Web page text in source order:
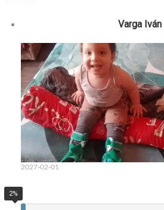
Varga Iván
2027-02-01
2%